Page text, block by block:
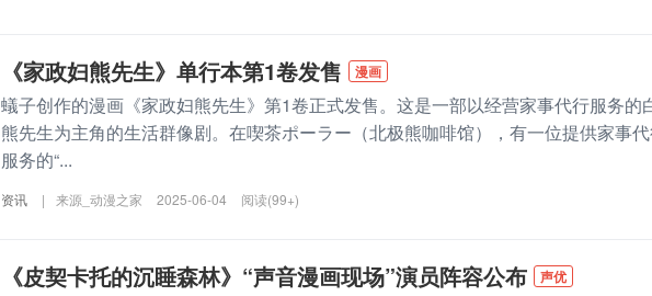
《家政妇熊先生》单行本第1卷发售 漫画
蟻子创作的漫画《家政妇熊先生》第1卷正式发售。这是一部以经营家事代行服务的
熊先生为主角的生活群像剧。在喫茶ポーラー（北极熊咖啡馆），有一位提供家事
服务的“...
资讯 | 来源_动漫之家 2025-06-04 阅读(99+)
《皮契卡托的沉睡森林》“声音漫画现场”演员阵容公布 声优